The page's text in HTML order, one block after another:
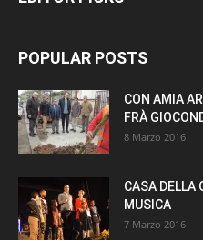
POPULAR POSTS
CON AMIA
FRÀ
8 Marzo 2016
CASA DELLA
MUSICA
7 Marzo 2016